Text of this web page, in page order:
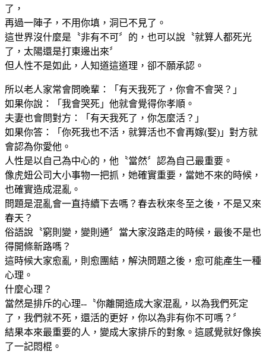
了，
再過一陣子，不用你填，洞已不見了。
這世界沒什麼是〝非有不可〞的，也可以說〝就算人都死光
了，太陽還是打東邊出來〞
但人性不是如此，人知道這道理，卻不願承認。
所以老人家常會問晚輩：「有天我死了，你會不會哭？」
如果你說：「我會哭死」他就會覺得你孝順。
夫妻也會問對方：「有天我死了，你怎麼活？」
如果你答：「你死我也不活，就算活也不會再嫁(娶)」對方就
會認為你愛他。
人性是以自己為中心的，他〝當然〞認為自己最重要。
像虎妞公司大小事物一把抓，她確實重要，當她不來的時候，
也確實造成混亂。
問題是混亂會一直持續下去嗎？春去秋來冬至之後，不是又來
春天？
俗語說〝窮則變，變則通〞當大家沒路走的時候，最後不是也
得開條新路嗎？
這時候大家愈亂，則愈團結，解決問題之後，愈可能產生一種
心理。
什麼心理？
當然是排斥的心理--〝你離開造成大家混亂，以為我們死定
了，我們就不死，還活的更好，你以為非有你不可嗎？〞
結果本來最重要的人，變成大家排斥的對象。這感覺就好像挨
了一記悶棍。